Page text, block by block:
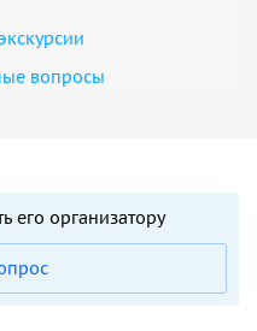
вопросы
его организатору